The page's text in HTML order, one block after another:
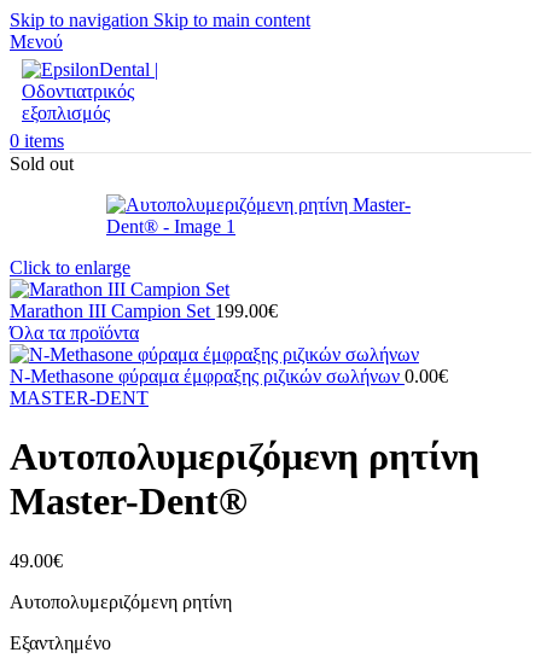
Skip to navigation Skip to main content
Μενού
0 items
Sold out
Click to enlarge
Marathon III Campion Set 199.00€
Όλα τα προϊόντα
N-Methasone φύραμα έμφραξης ριζικών σωλήνων 0.00€
MASTER-DENT
Αυτοπολυμεριζόμενη ρητίνη
Master-Dent®
49.00€
Αυτοπολυμεριζόμενη ρητίνη
Εξαντλημένο